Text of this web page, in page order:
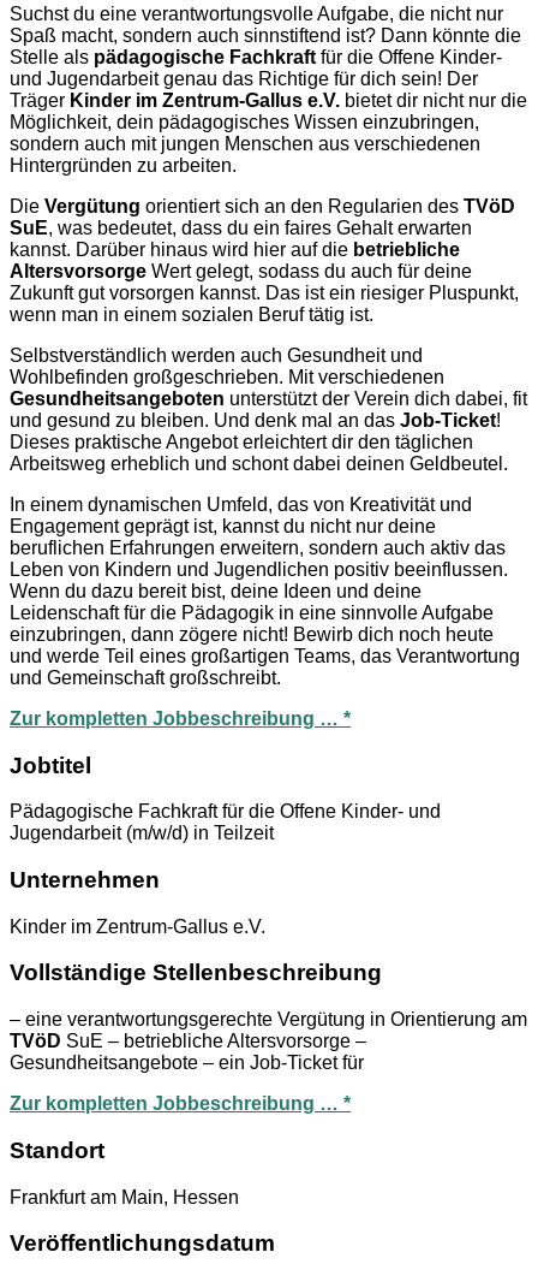
Suchst du eine verantwortungsvolle Aufgabe, die nicht nur
Spaß macht, sondern auch sinnstiftend ist? Dann könnte die
Stelle als pädagogische Fachkraft für die Offene Kinder-
und Jugendarbeit genau das Richtige für dich sein! Der
Träger Kinder im Zentrum-Gallus e.V. bietet dir nicht nur die
Möglichkeit, dein pädagogisches Wissen einzubringen,
sondern auch mit jungen Menschen aus verschiedenen
Hintergründen zu arbeiten.
Die Vergütung orientiert sich an den Regularien des TVöD
SuE, was bedeutet, dass du ein faires Gehalt erwarten
kannst. Darüber hinaus wird hier auf die betriebliche
Altersvorsorge Wert gelegt, sodass du auch für deine
Zukunft gut vorsorgen kannst. Das ist ein riesiger Pluspunkt,
wenn man in einem sozialen Beruf tätig ist.
Selbstverständlich werden auch Gesundheit und
Wohlbefinden großgeschrieben. Mit verschiedenen
Gesundheitsangeboten unterstützt der Verein dich dabei, fit
und gesund zu bleiben. Und denk mal an das Job-Ticket!
Dieses praktische Angebot erleichtert dir den täglichen
Arbeitsweg erheblich und schont dabei deinen Geldbeutel.
In einem dynamischen Umfeld, das von Kreativität und
Engagement geprägt ist, kannst du nicht nur deine
beruflichen Erfahrungen erweitern, sondern auch aktiv das
Leben von Kindern und Jugendlichen positiv beeinflussen.
Wenn du dazu bereit bist, deine Ideen und deine
Leidenschaft für die Pädagogik in eine sinnvolle Aufgabe
einzubringen, dann zögere nicht! Bewirb dich noch heute
und werde Teil eines großartigen Teams, das Verantwortung
und Gemeinschaft großschreibt.
Zur kompletten Jobbeschreibung … *
Jobtitel
Pädagogische Fachkraft für die Offene Kinder- und
Jugendarbeit (m/w/d) in Teilzeit
Unternehmen
Kinder im Zentrum-Gallus e.V.
Vollständige Stellenbeschreibung
– eine verantwortungsgerechte Vergütung in Orientierung am
TVöD SuE – betriebliche Altersvorsorge –
Gesundheitsangebote – ein Job-Ticket für
Zur kompletten Jobbeschreibung … *
Standort
Frankfurt am Main, Hessen
Veröffentlichungsdatum